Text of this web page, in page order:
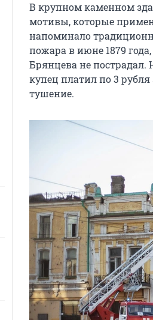
В крупном каменном
мотивы, которые
напоминало
пожара в июне 1879
Брянцева не пострадал.
купец платил по 3
тушение.